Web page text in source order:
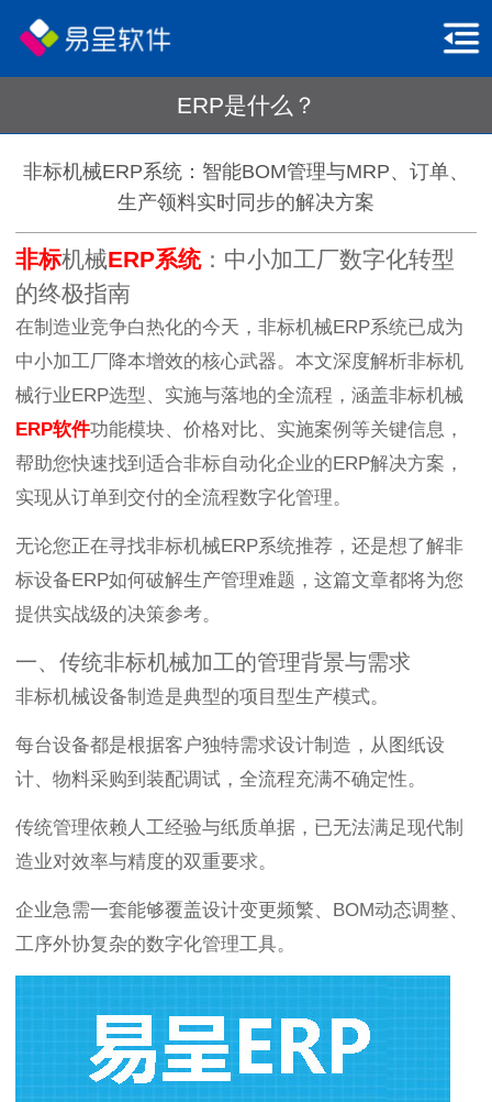
ERP是什么？
非标机械ERP系统：智能BOM管理与MRP、订单、
生产领料实时同步的解决方案
非标机械ERP系统：中小加工厂数字化转型
的终极指南
在制造业竞争白热化的今天，非标机械ERP系统已成为
中小加工厂降本增效的核心武器。本文深度解析非标机
械行业ERP选型、实施与落地的全流程，涵盖非标机械
ERP软件功能模块、价格对比、实施案例等关键信息，
帮助您快速找到适合非标自动化企业的ERP解决方案，
实现从订单到交付的全流程数字化管理。
无论您正在寻找非标机械ERP系统推荐，还是想了解非
标设备ERP如何破解生产管理难题，这篇文章都将为您
提供实战级的决策参考。
一、传统非标机械加工的管理背景与需求
非标机械设备制造是典型的项目型生产模式。
每台设备都是根据客户独特需求设计制造，从图纸设
计、物料采购到装配调试，全流程充满不确定性。
传统管理依赖人工经验与纸质单据，已无法满足现代制
造业对效率与精度的双重要求。
企业急需一套能够覆盖设计变更频繁、BOM动态调整、
工序外协复杂的数字化管理工具。